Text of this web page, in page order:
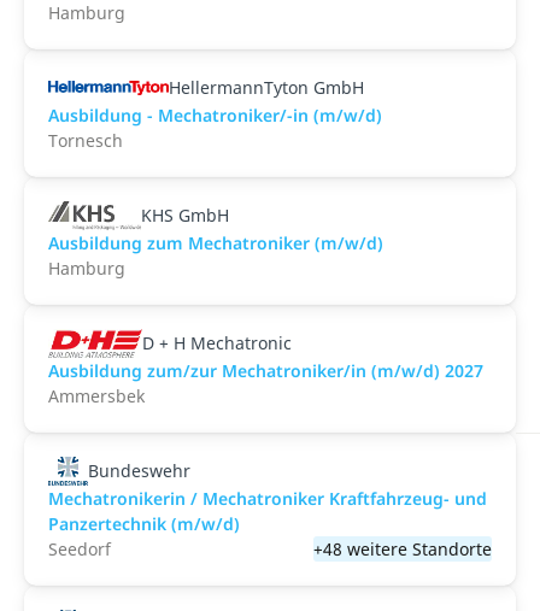
Hamburg
HellermannTyton GmbH
Ausbildung - Mechatroniker/-in (m/w/d)
Tornesch
KHS GmbH
Ausbildung zum Mechatroniker (m/w/d)
Hamburg
D + H Mechatronic
Ausbildung zum/zur Mechatroniker/in (m/w/d) 2027
Ammersbek
Bundeswehr
Mechatronikerin / Mechatroniker Kraftfahrzeug- und
Panzertechnik (m/w/d)
Seedorf
+48 weitere Standorte